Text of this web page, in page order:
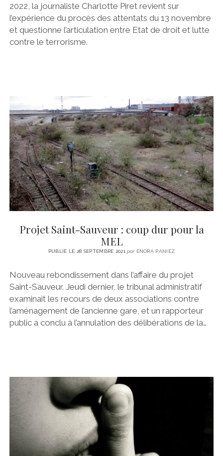
2022, la journaliste Charlotte Piret revient sur
l’expérience du procès des attentats du 13 novembre
et questionne l’articulation entre Etat de droit et lutte
contre le terrorisme.
Projet Saint-Sauveur : coup dur pour la
MEL
PUBLIÉ LE 28 SEPTEMBRE 2021parENORA PANIEZ
Nouveau rebondissement dans l’affaire du projet
Saint-Sauveur. Jeudi dernier, le tribunal administratif
examinait les recours de deux associations contre
l’aménagement de l’ancienne gare, et un rapporteur
public a conclu à l’annulation des délibérations de la…